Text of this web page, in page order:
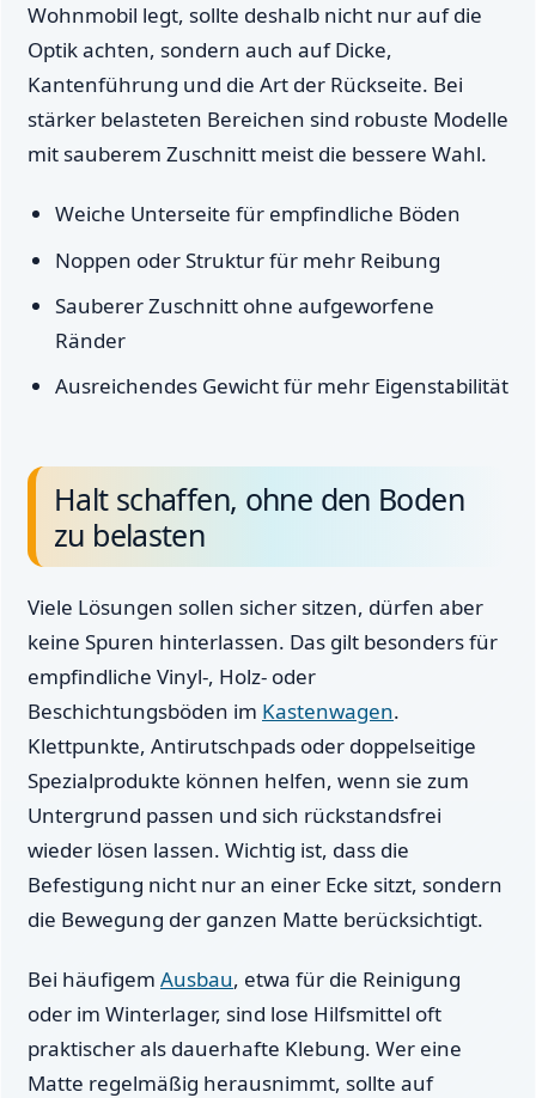
Wohnmobil legt, sollte deshalb nicht nur auf die
Optik achten, sondern auch auf Dicke,
Kantenführung und die Art der Rückseite. Bei
stärker belasteten Bereichen sind robuste Modelle
mit sauberem Zuschnitt meist die bessere Wahl.
Weiche Unterseite für empfindliche Böden
Noppen oder Struktur für mehr Reibung
Sauberer Zuschnitt ohne aufgeworfene
Ränder
Ausreichendes Gewicht für mehr Eigenstabilität
Halt schaffen, ohne den Boden
zu belasten
Viele Lösungen sollen sicher sitzen, dürfen aber
keine Spuren hinterlassen. Das gilt besonders für
empfindliche Vinyl-, Holz- oder
Beschichtungsböden im Kastenwagen.
Klettpunkte, Antirutschpads oder doppelseitige
Spezialprodukte können helfen, wenn sie zum
Untergrund passen und sich rückstandsfrei
wieder lösen lassen. Wichtig ist, dass die
Befestigung nicht nur an einer Ecke sitzt, sondern
die Bewegung der ganzen Matte berücksichtigt.
Bei häufigem Ausbau, etwa für die Reinigung
oder im Winterlager, sind lose Hilfsmittel oft
praktischer als dauerhafte Klebung. Wer eine
Matte regelmäßig herausnimmt, sollte auf